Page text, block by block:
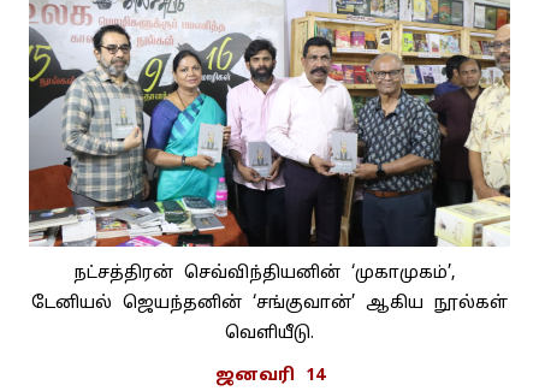
நட்சத்திரன் செவ்விந்தியனின் ‘முகாமுகம்’,
டேனியல் ஜெயந்தனின் ‘சங்குவான்’ ஆகிய நூல்கள்
வெளியீடு.
ஜனவரி 14